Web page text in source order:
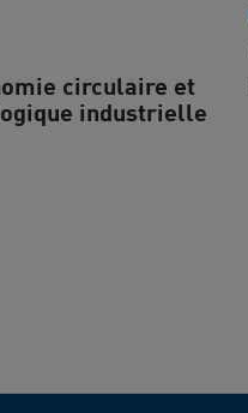
circulaire et
industrielle